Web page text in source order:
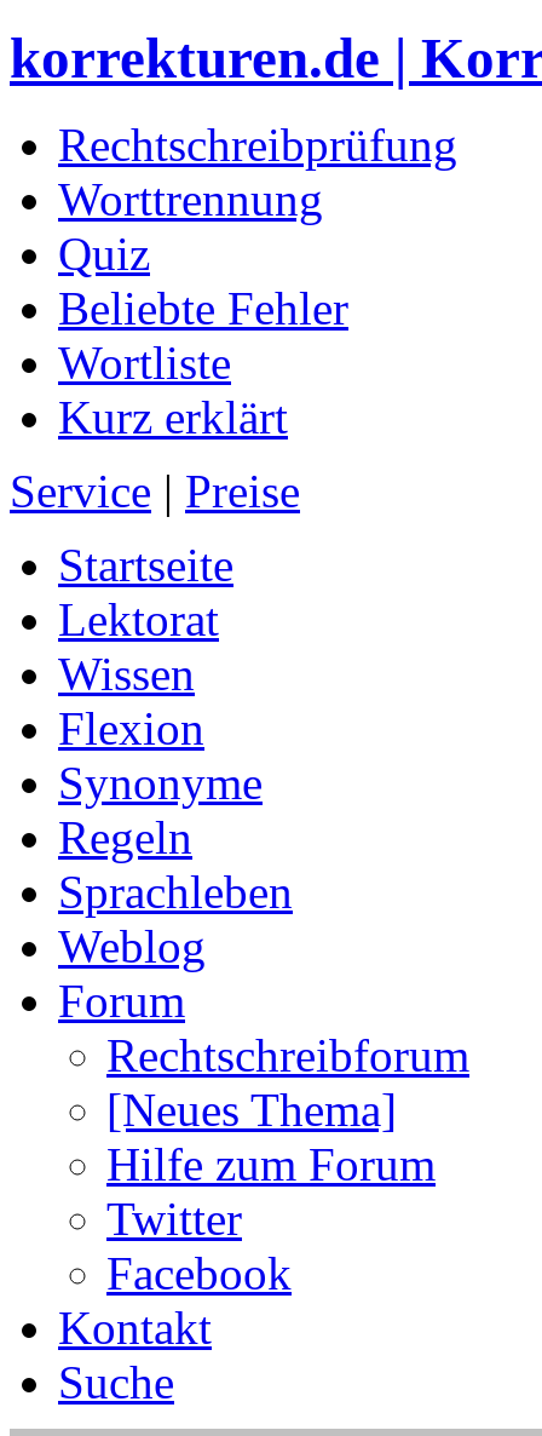
korrekturen.de |
Rechtschreibprüfung
Worttrennung
Quiz
Beliebte Fehler
Wortliste
Kurz erklärt
Service | Preise
Startseite
Lektorat
Wissen
Flexion
Synonyme
Regeln
Sprachleben
Weblog
Forum
Rechtschreibforum
[Neues Thema]
Hilfe zum Forum
Twitter
Facebook
Kontakt
Suche